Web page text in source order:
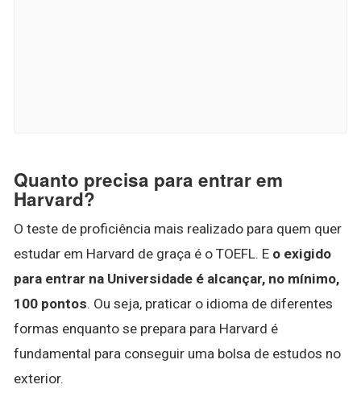
Quanto precisa para entrar em
Harvard?
O teste de proficiência mais realizado para quem quer
estudar em Harvard de graça é o TOEFL. E o exigido
para entrar na Universidade é alcançar, no mínimo,
100 pontos. Ou seja, praticar o idioma de diferentes
formas enquanto se prepara para Harvard é
fundamental para conseguir uma bolsa de estudos no
exterior.